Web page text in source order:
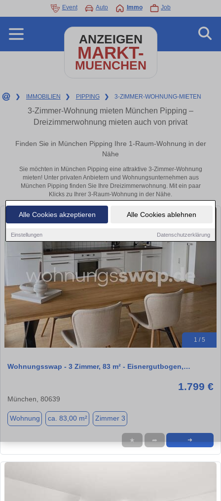
Alle Cookies akzeptieren Alle Cookies ablehnen
Einstellungen Datenschutzerklärung
Event Auto Immo Job
ANZEIGEN
MARKT-
MUENCHEN
❯ IMMOBILIEN ❯ PIPPING ❯ 3-ZIMMER-WOHNUNG-MIETEN
3-Zimmer-Wohnung mieten München Pipping –
Dreizimmerwohnung mieten auch von privat
Finden Sie in München Pipping Ihre 1-Raum-Wohnung in der
Nähe
Sie möchten in München Pipping eine attraktive 3-Zimmer-Wohnung
mieten! Unter privaten Anbietern und Wohnungsunternehmen aus
München Pipping finden Sie Ihre Dreizimmerwohnung. Mit ein paar
Klicks zu Ihrer 3-Raum-Wohnung in der Nähe.
1 / 5
Wohnungsswap - 3 Zimmer, 83 m² - Eisnergutbogen,…
1.799 €
München, 80639
Wohnung ca. 83,00 m² Zimmer 3
★ ➦ ➜